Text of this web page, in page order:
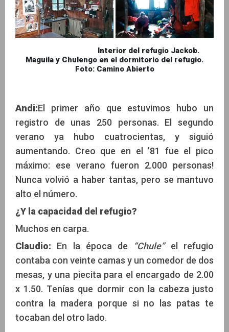
Interior del refugio Jackob.
Maguila y Chulengo en el dormitorio del refugio.
Foto: Camino Abierto
Andi:El primer año que estuvimos hubo un
registro de unas 250 personas. El segundo
verano ya hubo cuatrocientas, y siguió
aumentando. Creo que en el ’81 fue el pico
máximo: ese verano fueron 2.000 personas!
Nunca volvió a haber tantas, pero se mantuvo
alto el número.
¿Y la capacidad del refugio?
Muchos en carpa.
Claudio: En la época de “Chule”el refugio
contaba con veinte camas y un comedor de dos
mesas, y una piecita para el encargado de 2.00
x 1.50. Tenías que dormir con la cabeza justo
contra la madera porque si no las patas te
tocaban del otro lado.